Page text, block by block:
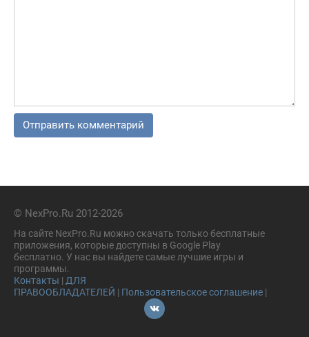
© NexPro.Ru 2012-2026
На сайте NexPro.Ru можно скачать только бесплатные
приложения, которые доступны в Google Play
бесплатно. У нас вы найдете самые лучшие игры и
программы.
Контакты | ДЛЯ
ПРАВООБЛАДАТЕЛЕЙ | Пользовательское соглашение |